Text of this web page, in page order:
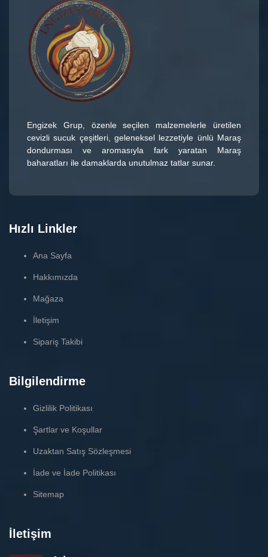
Engizek Grup, özenle seçilen malzemelerle üretilen
cevizli sucuk çeşitleri, geleneksel lezzetiyle ünlü Maraş
dondurması ve aromasıyla fark yaratan Maraş
baharatları ile damaklarda unutulmaz tatlar sunar.
Hızlı Linkler
Ana Sayfa
Hakkımızda
Mağaza
İletişim
Sipariş Takibi
Bilgilendirme
Gizlilik Politikası
Şartlar ve Koşullar
Uzaktan Satış Sözleşmesi
İade ve İade Politikası
Sitemap
İletişim